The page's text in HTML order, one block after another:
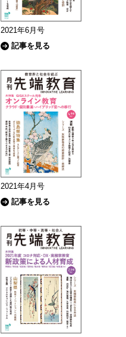
2021年6月号
記事を見る
2021年4月号
記事を見る